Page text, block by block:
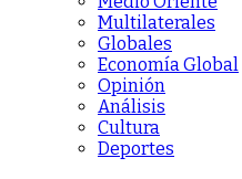
Multilaterales
Globales
Economía Global
Opinión
Análisis
Cultura
Deportes